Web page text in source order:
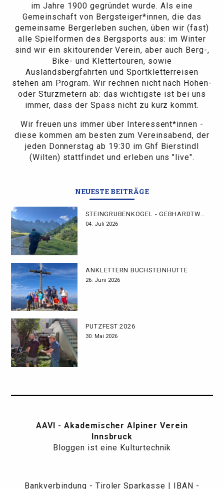
im Jahre 1900 gegründet wurde. Als eine
Gemeinschaft von Bergsteiger*innen, die das
gemeinsame Bergerleben suchen, üben wir (fast)
alle Spielformen des Bergsports aus: im Winter
sind wir ein skitourender Verein, aber auch Berg-,
Bike- und Klettertouren, sowie
Auslandsbergfahrten und Sportkletterreisen
stehen am Program. Wir rechnen nicht nach Höhen-
oder Sturzmetern ab: das wichtigste ist bei uns
immer, dass der Spass nicht zu kurz kommt.
Wir freuen uns immer über Interessent*innen -
diese kommen am besten zum Vereinsabend, der
jeden Donnerstag ab 19:30 im Ghf Bierstindl
(Wilten) stattfindet und erleben uns "live".
NEUESTE BEITRÄGE
STEINGRUBENKOGEL - GEBHARDTWEG
04. Juli 2026
ANKLETTERN BUCHSTEINHÜTTE
26. Juni 2026
PUTZFEST 2026
30. Mai 2026
AAVI - Akademischer Alpiner Verein
Innsbruck
Bloggen ist eine Kulturtechnik
Bankverbindung - Tiroler Sparkasse | IBAN -